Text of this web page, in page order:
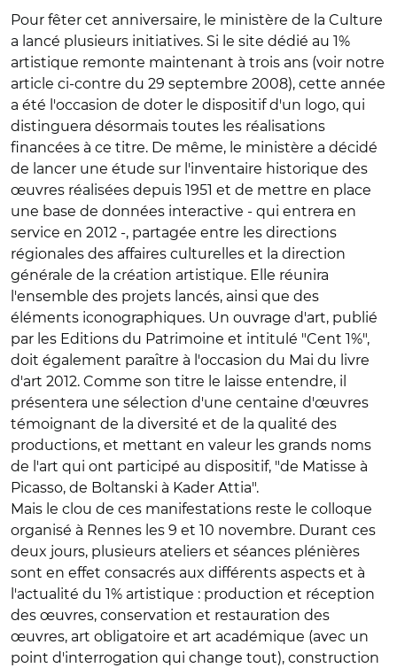
Pour fêter cet anniversaire, le ministère de la Culture
a lancé plusieurs initiatives. Si le site dédié au 1%
artistique remonte maintenant à trois ans (voir notre
article ci-contre du 29 septembre 2008), cette année
a été l'occasion de doter le dispositif d'un logo, qui
distinguera désormais toutes les réalisations
financées à ce titre. De même, le ministère a décidé
de lancer une étude sur l'inventaire historique des
œuvres réalisées depuis 1951 et de mettre en place
une base de données interactive - qui entrera en
service en 2012 -, partagée entre les directions
régionales des affaires culturelles et la direction
générale de la création artistique. Elle réunira
l'ensemble des projets lancés, ainsi que des
éléments iconographiques. Un ouvrage d'art, publié
par les Editions du Patrimoine et intitulé "Cent 1%",
doit également paraître à l'occasion du Mai du livre
d'art 2012. Comme son titre le laisse entendre, il
présentera une sélection d'une centaine d'œuvres
témoignant de la diversité et de la qualité des
productions, et mettant en valeur les grands noms
de l'art qui ont participé au dispositif, "de Matisse à
Picasso, de Boltanski à Kader Attia".
Mais le clou de ces manifestations reste le colloque
organisé à Rennes les 9 et 10 novembre. Durant ces
deux jours, plusieurs ateliers et séances plénières
sont en effet consacrés aux différents aspects et à
l'actualité du 1% artistique : production et réception
des œuvres, conservation et restauration des
œuvres, art obligatoire et art académique (avec un
point d'interrogation qui change tout), construction